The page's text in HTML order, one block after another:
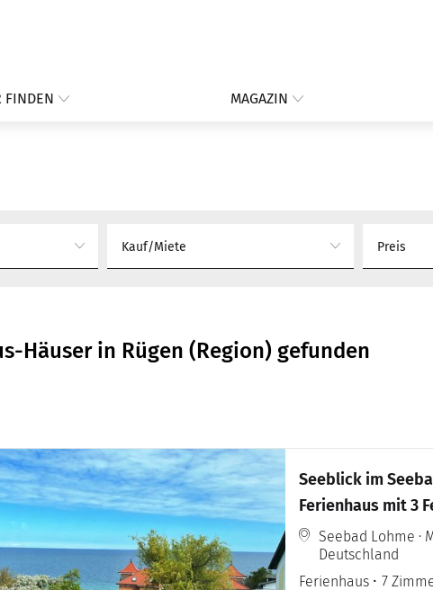
FINDEN MAGAZIN
Kauf/Miete Preis
Häuser in Rügen (Region) gefunden
Seeblick im
Ferienhaus mit 3 Fe-
Vermietung ab
auf Anfrage
Seebad Lohme ·
Deutschland
Ferienhaus
7